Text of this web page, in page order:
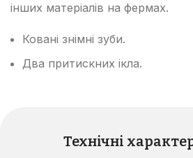
інших матеріалів на фермах.
Ковані знімні зуби.
Два притискних ікла.
Технічні